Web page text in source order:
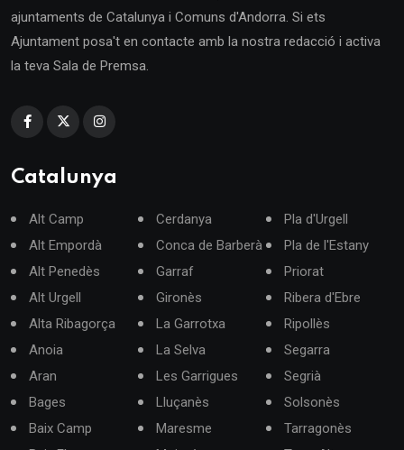
ajuntaments de Catalunya i Comuns d'Andorra. Si ets
Ajuntament posa't en contacte amb la nostra redacció i activa
la teva Sala de Premsa.
Catalunya
Alt Camp
Alt Empordà
Alt Penedès
Alt Urgell
Alta Ribagorça
Anoia
Aran
Bages
Baix Camp
Cerdanya
Conca de Barberà
Garraf
Gironès
La Garrotxa
La Selva
Les Garrigues
Lluçanès
Maresme
Pla d'Urgell
Pla de l'Estany
Priorat
Ribera d'Ebre
Ripollès
Segarra
Segrià
Solsonès
Tarragonès